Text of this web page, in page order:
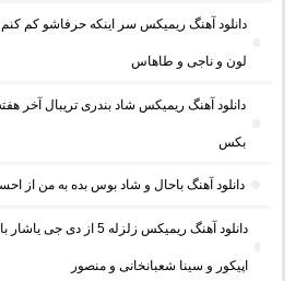
دانلود آهنگ ریمیکس سر اینکه حرفاشو کم
لون و ناجی و طاهاس
دانلود آهنگ ریمیکس شاد بندری تریبال آخر
بکس
دانلود آهنگ باحال و شاد بوس بده به من از
دانلود آهنگ ریمیکس
اپیکور و سینا شعبانخانی و منصور